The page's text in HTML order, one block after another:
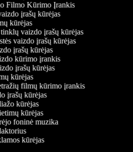
Filmo Kūrimo Įrankis
įrašų kūrėjas
kūrėjas
tinklų vaizdo įrašų kūrėjas
vaizdo įrašų kūrėjas
įrašų kūrėjas
kūrimo įrankis
įrašų kūrėjas
kūrėjas
filmų kūrimo įrankis
įrašų kūrėjas
kūrėjas
kūrėjas
foninė muzika
kūrėjas